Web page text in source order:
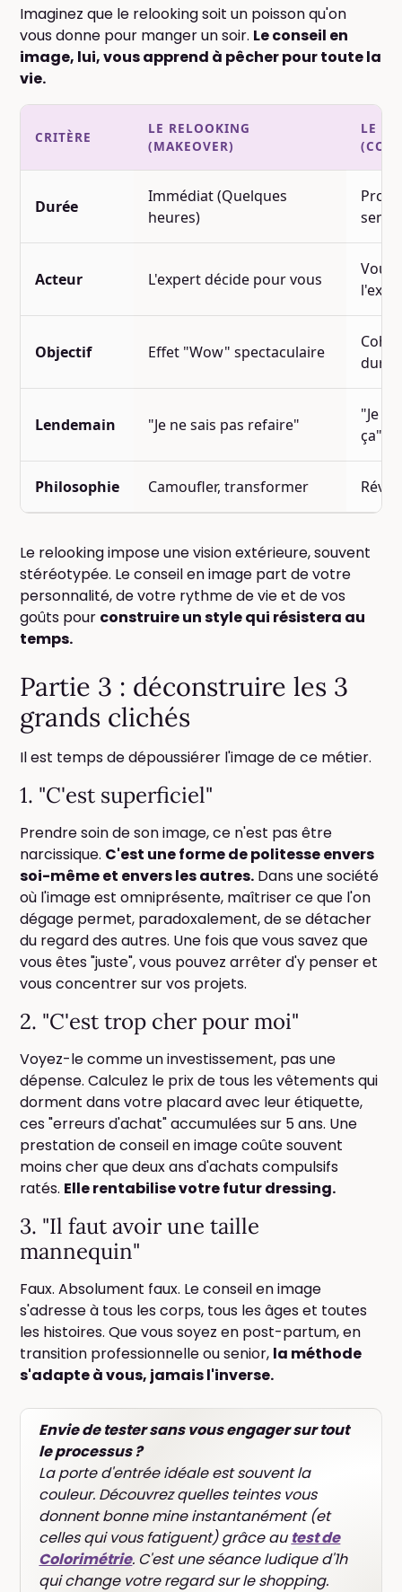
Imaginez que le relooking soit un poisson qu'on
vous donne pour manger un soir. Le conseil en
image, lui, vous apprend à pêcher pour toute la
vie.
CRITÈRE
LE RELOOKING
(MAKEOVER)
LE
Durée
Immédiat (Quelques
heures)
Acteur L'expert décide pour vous
Vous
Objectif Effet "Wow" spectaculaire
Lendemain "Je ne sais pas refaire"
"Je
ça"
Philosophie Camoufler, transformer
Le relooking impose une vision extérieure, souvent
stéréotypée. Le conseil en image part de votre
personnalité, de votre rythme de vie et de vos
goûts pour construire un style qui résistera au
temps.
Partie 3 : déconstruire les 3
grands clichés
Il est temps de dépoussiérer l'image de ce métier.
1. "C'est superficiel"
Prendre soin de son image, ce n'est pas être
narcissique. C'est une forme de politesse envers
soi-même et envers les autres. Dans une société
où l'image est omniprésente, maîtriser ce que l'on
dégage permet, paradoxalement, de se détacher
du regard des autres. Une fois que vous savez que
vous êtes "juste", vous pouvez arrêter d'y penser et
vous concentrer sur vos projets.
2. "C'est trop cher pour moi"
Voyez-le comme un investissement, pas une
dépense. Calculez le prix de tous les vêtements qui
dorment dans votre placard avec leur étiquette,
ces "erreurs d'achat" accumulées sur 5 ans. Une
prestation de conseil en image coûte souvent
moins cher que deux ans d'achats compulsifs
ratés. Elle rentabilise votre futur dressing.
3. "Il faut avoir une taille
mannequin"
Faux. Absolument faux. Le conseil en image
s'adresse à tous les corps, tous les âges et toutes
les histoires. Que vous soyez en post-partum, en
transition professionnelle ou senior, la méthode
s'adapte à vous, jamais l'inverse.
Envie de tester sans vous engager sur tout
le processus ?
La porte d'entrée idéale est souvent la
couleur. Découvrez quelles teintes vous
donnent bonne mine instantanément (et
celles qui vous fatiguent) grâce au test de
Colorimétrie. C'est une séance ludique d'1h
qui change votre regard sur le shopping.